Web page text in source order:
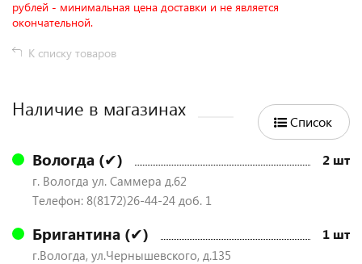
рублей - минимальная цена доставки и не является
окончательной.
К списку товаров
Наличие в магазинах
Список
Вологда (✔) 2 шт
г. Вологда ул. Саммера д.62
Телефон: 8(8172)26-44-24 доб. 1
Бригантина (✔) 1 шт
г.Вологда, ул.Чернышевского, д.135